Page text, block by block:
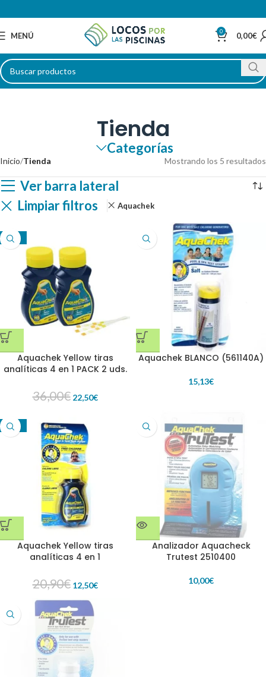
MENÚ 0 0,00€
Tienda
Categorías
Inicio Tienda Mostrando los 5 resultados
Ver barra lateral
Limpiar filtros
Aquachek
-38%
Aquachek Yellow tiras
analíticas 4 en 1 PACK 2 uds.
36,00€ 22,50€
Aquachek BLANCO (561140A)
15,13€
-40%
Aquachek Yellow tiras
analíticas 4 en 1
20,90€ 12,50€
Analizador Aquacheck
Trutest 2510400
10,00€